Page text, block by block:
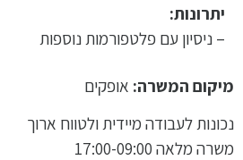
יתרונות:
– ניסיון עם פלטפורמות נוספות
מיקום המשרה: אופקים
נכונות לעבודה מיידית ולטווח ארוך
משרה מלאה 17:00-09:00